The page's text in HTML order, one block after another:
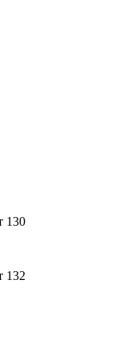
130
132